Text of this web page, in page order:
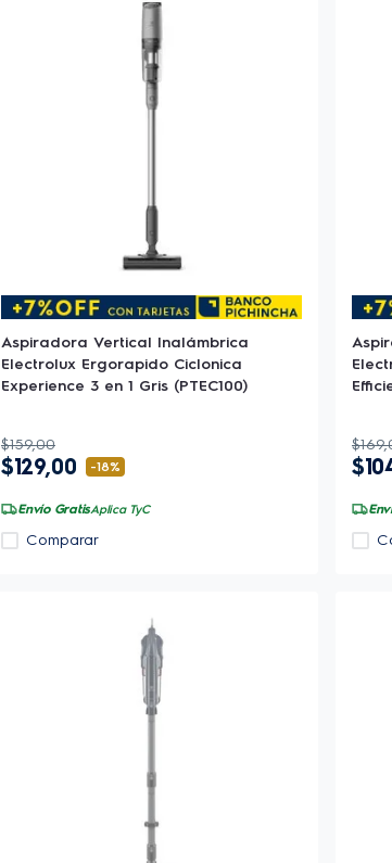
Aspiradora Vertical Inalámbrica
Electrolux Ergorapido Ciclonica
Experience 3 en 1 Gris (PTEC100)
$159,00
$129,00 -18%
Envío GratisAplica TyC
Comparar
$169,
$